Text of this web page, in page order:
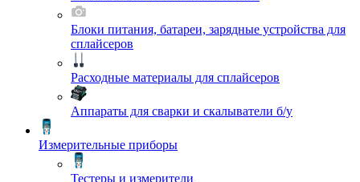
Блоки питания, батареи, зарядные устройства для
сплайсеров
Расходные материалы для сплайсеров
Аппараты для сварки и скалыватели б/у
Измерительные приборы
Тестеры и измерители